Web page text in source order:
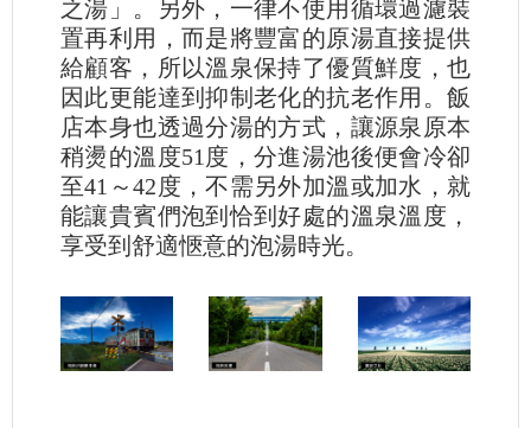
之湯」。另外，一律不使用循環過濾裝
置再利用，而是將豐富的原湯直接提供
給顧客，所以溫泉保持了優質鮮度，也
因此更能達到抑制老化的抗老作用。飯
店本身也透過分湯的方式，讓源泉原本
稍燙的溫度51度，分進湯池後便會冷卻
至41～42度，不需另外加溫或加水，就
能讓貴賓們泡到恰到好處的溫泉溫度，
享受到舒適愜意的泡湯時光。